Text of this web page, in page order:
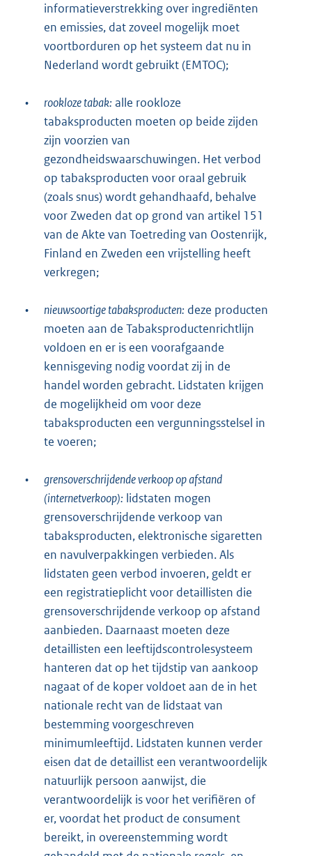
informatieverstrekking over ingrediënten
en emissies, dat zoveel mogelijk moet
voortborduren op het systeem dat nu in
Nederland wordt gebruikt (EMTOC);
• rookloze tabak: alle rookloze
tabaksproducten moeten op beide zijden
zijn voorzien van
gezondheidswaarschuwingen. Het verbod
op tabaksproducten voor oraal gebruik
(zoals snus) wordt gehandhaafd, behalve
voor Zweden dat op grond van artikel 151
van de Akte van Toetreding van Oostenrijk,
Finland en Zweden een vrijstelling heeft
verkregen;
• nieuwsoortige tabaksproducten: deze producten
moeten aan de Tabaksproductenrichtlijn
voldoen en er is een voorafgaande
kennisgeving nodig voordat zij in de
handel worden gebracht. Lidstaten krijgen
de mogelijkheid om voor deze
tabaksproducten een vergunningsstelsel in
te voeren;
•
grensoverschrijdende verkoop op afstand
(internetverkoop): lidstaten mogen
grensoverschrijdende verkoop van
tabaksproducten, elektronische sigaretten
en navulverpakkingen verbieden. Als
lidstaten geen verbod invoeren, geldt er
een registratieplicht voor detaillisten die
grensoverschrijdende verkoop op afstand
aanbieden. Daarnaast moeten deze
detaillisten een leeftijdscontrolesysteem
hanteren dat op het tijdstip van aankoop
nagaat of de koper voldoet aan de in het
nationale recht van de lidstaat van
bestemming voorgeschreven
minimumleeftijd. Lidstaten kunnen verder
eisen dat de detaillist een verantwoordelijk
natuurlijk persoon aanwijst, die
verantwoordelijk is voor het verifiëren of
er, voordat het product de consument
bereikt, in overeenstemming wordt